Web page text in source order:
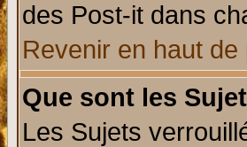
des Post-it dans
Revenir en haut de
Que sont les
Les Sujets